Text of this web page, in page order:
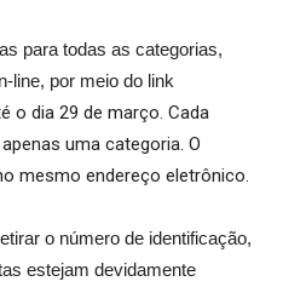
para todas as categorias,
line, por meio do link
o dia 29 de março. Cada
uma categoria. O
mesmo endereço eletrônico.
o número de identificação,
estejam devidamente